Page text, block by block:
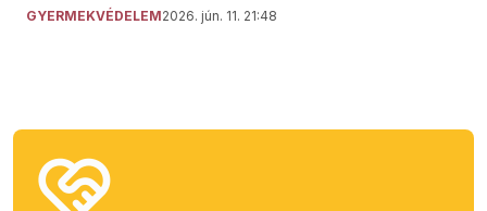
GYERMEKVÉDELEM2026. jún. 11. 21:48